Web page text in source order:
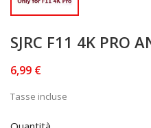
SJRC F11 4K PRO
6,99 €
Tasse incluse